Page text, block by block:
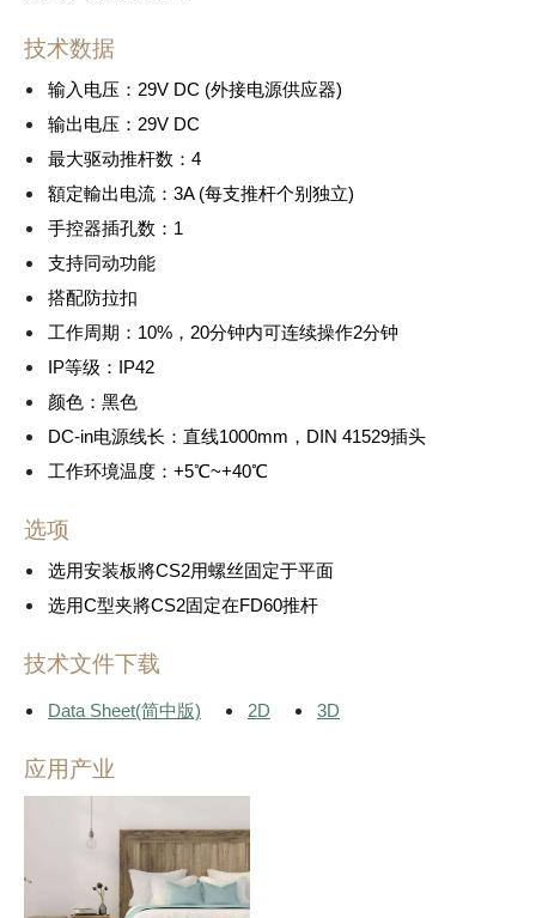
技术数据
输入电压：29V DC (外接电源供应器)
输出电压：29V DC
最大驱动推杆数：4
額定輸出电流：3A (每支推杆个别独立)
手控器插孔数：1
支持同动功能
搭配防拉扣
工作周期：10%，20分钟内可连续操作2分钟
IP等级：IP42
颜色：黑色
DC-in电源线长：直线1000mm，DIN 41529插头
工作环境温度：+5℃~+40℃
选项
选用安装板將CS2用螺丝固定于平面
选用C型夹將CS2固定在FD60推杆
技术文件下载
Data Sheet(简中版) 2D 3D
应用产业